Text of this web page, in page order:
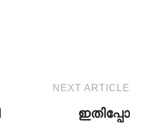
NEXT ARTICLE
ഇതിപ്പോ